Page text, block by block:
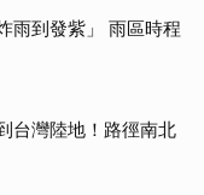
雨到發紫」 雨區時程
台灣陸地！路徑南北